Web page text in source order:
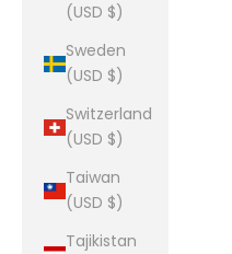
(USD $)
Sweden
(USD $)
Switzerland
(USD $)
Taiwan
(USD $)
Tajikistan